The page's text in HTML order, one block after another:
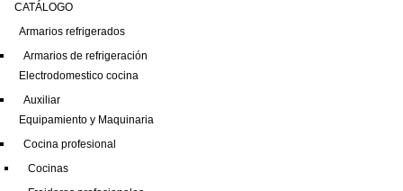
CATÁLOGO
Armarios refrigerados
Armarios de refrigeración
Electrodomestico cocina
Auxiliar
Equipamiento y Maquinaria
Cocina profesional
Cocinas